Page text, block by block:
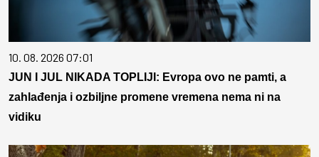
10. 08. 2026 07:01
JUN I JUL NIKADA TOPLIJI: Evropa ovo ne pamti, a
zahlađenja i ozbiljne promene vremena nema ni na
vidiku